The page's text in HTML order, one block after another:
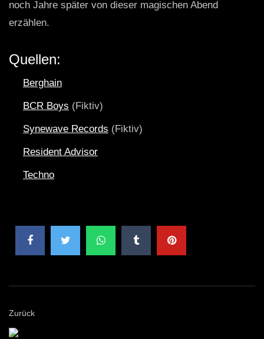
noch Jahre später von dieser magischen Abend
erzählen.
Quellen:
Berghain
BCR Boys (Fiktiv)
Synewave Records (Fiktiv)
Resident Advisor
Techno
Zurück